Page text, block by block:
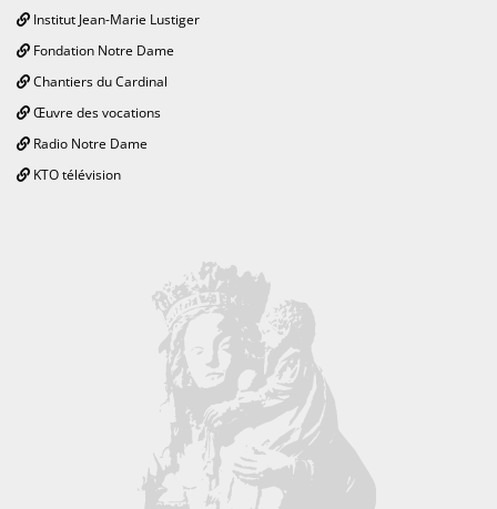
Institut Jean-Marie Lustiger
Fondation Notre Dame
Chantiers du Cardinal
Œuvre des vocations
Radio Notre Dame
KTO télévision